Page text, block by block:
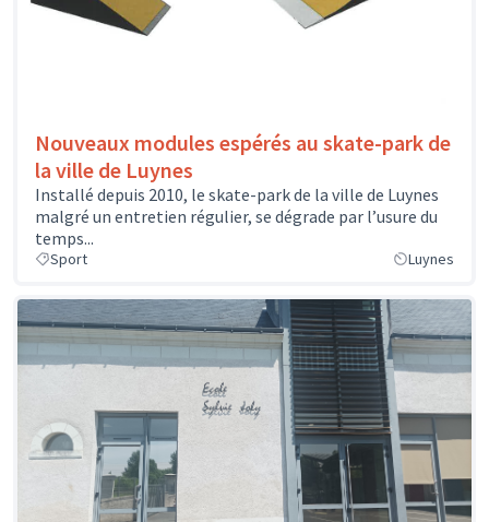
Nouveaux modules espérés au skate-park de
la ville de Luynes
Installé depuis 2010, le skate-park de la ville de Luynes
malgré un entretien régulier, se dégrade par l’usure du
temps...
Sport Luynes